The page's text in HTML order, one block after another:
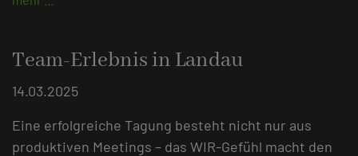
Team-Erlebnis in Landau
14.03.2025
Eine erfolgreiche Tagung besteht nicht nur aus
produktiven Meetings – das WIR-Gefühl macht den